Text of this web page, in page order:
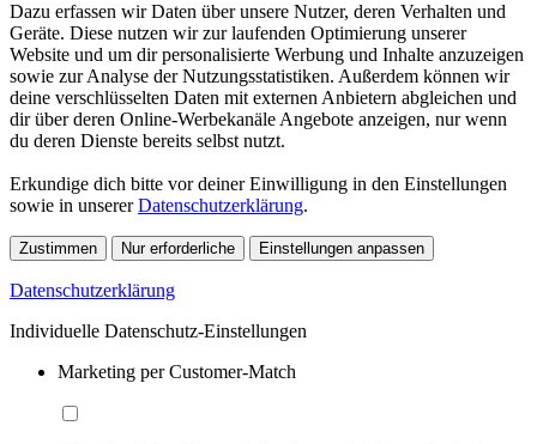
Dazu erfassen wir Daten über unsere Nutzer, deren Verhalten und
Geräte. Diese nutzen wir zur laufenden Optimierung unserer
Website und um dir personalisierte Werbung und Inhalte anzuzeigen
sowie zur Analyse der Nutzungsstatistiken. Außerdem können wir
deine verschlüsselten Daten mit externen Anbietern abgleichen und
dir über deren Online-Werbekanäle Angebote anzeigen, nur wenn
du deren Dienste bereits selbst nutzt.
Erkundige dich bitte vor deiner Einwilligung in den Einstellungen
sowie in unsererDatenschutzerklärung.
Zustimmen Nur erforderliche Einstellungen anpassen
Datenschutzerklärung
Individuelle Datenschutz-Einstellungen
Marketing per Customer-Match